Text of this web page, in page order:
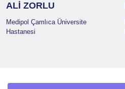
ALİ ZORLU
Medipol Çamlıca Üniversite
Hastanesi